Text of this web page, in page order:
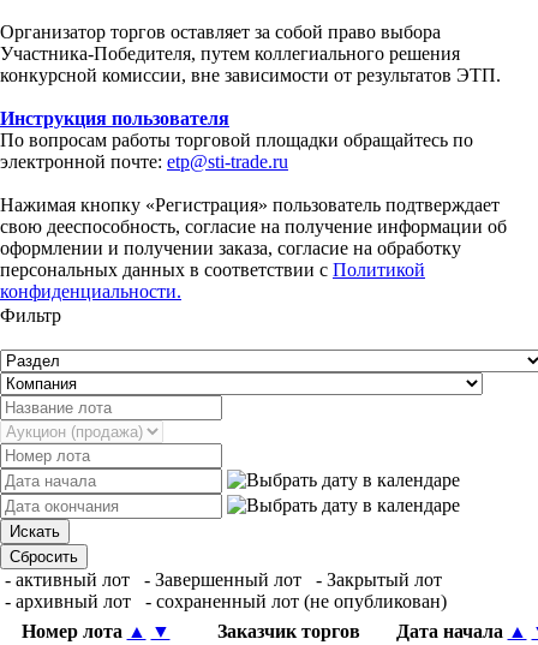
Организатор торгов оставляет за собой право выбора
Участника-Победителя, путем коллегиального решения
конкурсной комиссии, вне зависимости от результатов ЭТП.
Инструкция пользователя
По вопросам работы торговой площадки обращайтесь по
электронной почте: etp@sti-trade.ru
Нажимая кнопку «Регистрация» пользователь подтверждает
свою дееспособность, согласие на получение информации об
оформлении и получении заказа, согласие на обработку
персональных данных в соответствии с Политикой
конфиденциальности.
Фильтр
- активный лот - Завершенный лот
- Закрытый лот
- архивный лот
- сохраненный лот (не опубликован)
Номер лота ▲ ▼ Заказчик торгов Дата начала ▲